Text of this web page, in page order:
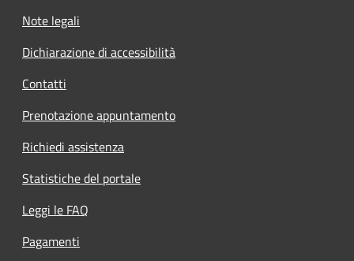
Note legali
Dichiarazione di accessibilità
Contatti
Prenotazione appuntamento
Richiedi assistenza
Statistiche del portale
Leggi le FAQ
Pagamenti